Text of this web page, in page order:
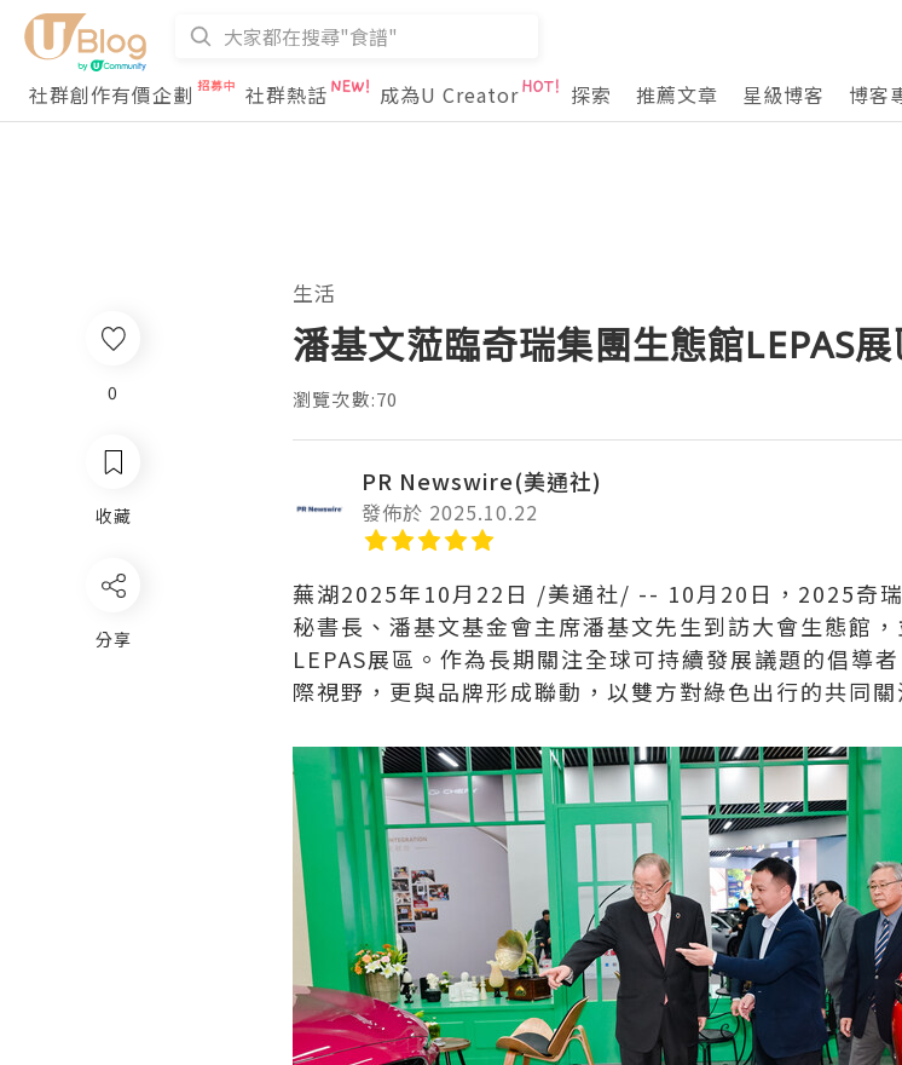
社群創作有價企劃
社群熱話 成為U Creator 探索 推薦文章 星級博客 博客
生活
潘基文蒞臨奇瑞集團生態館LEPAS
瀏覽次數:70
PR Newswire(美通社)
發佈於 2025.10.22
蕪湖2025年10月22日 /美通社/ -- 10月20日，2025奇
秘書長、潘基文基金會主席潘基文先生到訪大會生態館
LEPAS展區。作為長期關注全球可持續發展議題的倡導
際視野，更與品牌形成聯動，以雙方對綠色出行的共同
0
收藏
分享